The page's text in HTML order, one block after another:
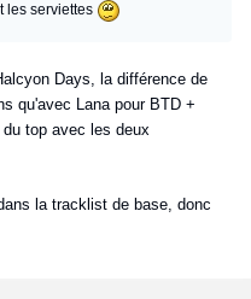
les serviettes
Days, la différence de
qu'avec Lana pour BTD +
top avec les deux
la tracklist de base, donc